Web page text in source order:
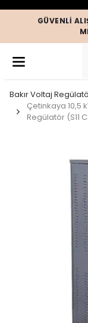
GÜVENLI
Bakır Voltaj
Çetinkaya 10,5
Regülatör (S11